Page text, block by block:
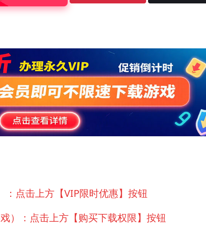
点击上方【VIP限时优惠】按钮
）：点击上方【购买下载权限】按钮